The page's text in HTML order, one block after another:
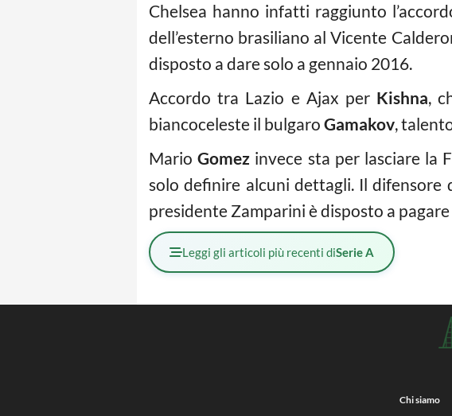
Chelsea hanno infatti raggiunto
dell’esterno brasiliano al Vicente
disposto a dare solo a gennaio 2016.
Accordo tra Lazio e Ajax per Kishna,
biancoceleste il bulgaro Gamakov,
MarioGomez invece sta per lasciare la
solo definire alcuni dettagli. Il difensore
presidente Zamparini è disposto a
Leggi gli articoli più recenti diSerie A
Chi siamo